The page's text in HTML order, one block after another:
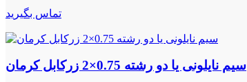
تماس بگیرید
سیم نایلونی یا دو رشته 0.75×2 زرکابل کرمان